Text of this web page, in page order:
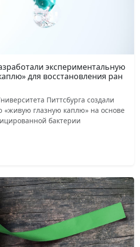
экспериментальную
для восстановления ран
Питтсбурга создали
«живую глазную каплю» на основе
бактерии